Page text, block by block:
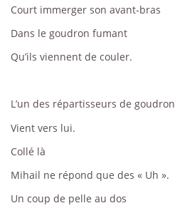
Court immerger son avant-bras
Dans le goudron fumant
Qu’ils viennent de couler.
L’un des répartisseurs de goudron
Vient vers lui.
Collé là
Mihail ne répond que des « Uh ».
Un coup de pelle au dos